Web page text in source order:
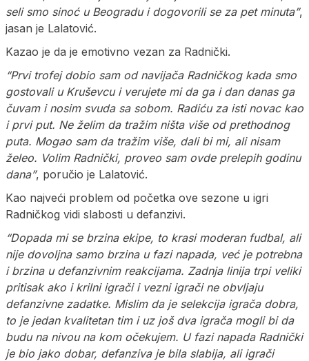
seli smo sinoć u Beogradu i dogovorili se za pet minuta”,
jasan je Lalatović.
Kazao je da je emotivno vezan za Radnički.
“Prvi trofej dobio sam od navijača Radničkog kada smo
gostovali u Kruševcu i verujete mi da ga i dan danas ga
čuvam i nosim svuda sa sobom. Radiću za isti novac kao
i prvi put. Ne želim da tražim ništa više od prethodnog
puta. Mogao sam da tražim više, dali bi mi, ali nisam
želeo. Volim Radnički, proveo sam ovde prelepih godinu
dana”, poručio je Lalatović.
Kao najveći problem od početka ove sezone u igri
Radničkog vidi slabosti u defanzivi.
“Dopada mi se brzina ekipe, to krasi moderan fudbal, ali
nije dovoljna samo brzina u fazi napada, već je potrebna
i brzina u defanzivnim reakcijama. Zadnja linija trpi veliki
pritisak ako i krilni igrači i vezni igrači ne obvljaju
defanzivne zadatke. Mislim da je selekcija igrača dobra,
to je jedan kvalitetan tim i uz još dva igrača mogli bi da
budu na nivou na kom očekujem. U fazi napada Radnički
je bio jako dobar, defanziva je bila slabija, ali igrači